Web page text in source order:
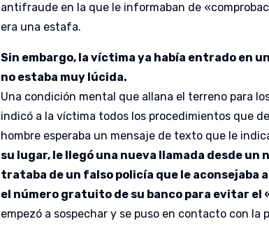
antifraude en la que le informaban de
era una estafa.
Sin embargo, la víctima ya había entrado en
no estaba muy lúcida.
Una condición mental que allana el terreno para
indicó a la víctima todos los procedimientos que
hombre esperaba un mensaje de texto que le
su lugar, le llegó una nueva llamada desde un
trataba de un falso policía que le aconsejaba
el número gratuito de su banco para evitar el
empezó a sospechar y se puso en contacto con